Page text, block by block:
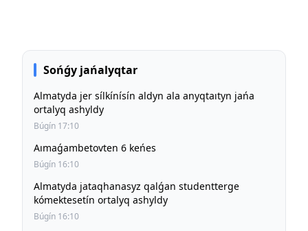
Sońǵy jańalyqtar
Almatyda jer sílkínísín aldyn ala anyqtaıtyn jańa
ortalyq ashyldy
Búgín 17:10
Aımaǵambetovten 6 keńes
Búgín 16:10
Almatyda jataqhanasyz qalǵan studentterge
kómektesetín ortalyq ashyldy
Búgín 16:10